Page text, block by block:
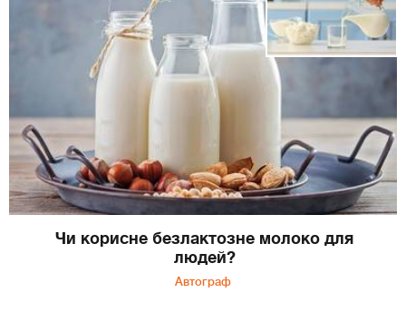
Чи корисне безлактозне молоко для
людей?
Автограф